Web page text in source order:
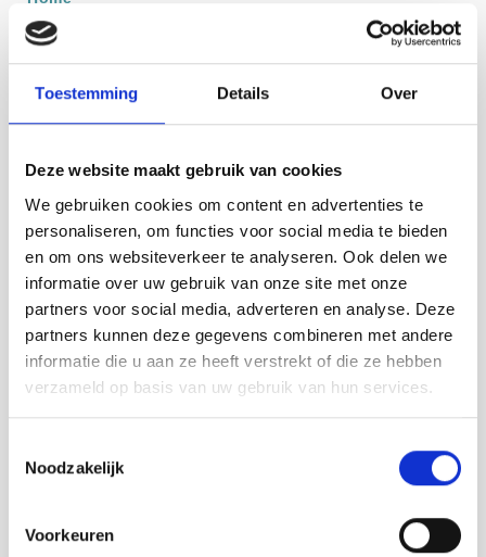
Toestemming Details Over
Deze website maakt gebruik van cookies
We gebruiken cookies om content en advertenties te
personaliseren, om functies voor social media te bieden
en om ons websiteverkeer te analyseren. Ook delen we
informatie over uw gebruik van onze site met onze
partners voor social media, adverteren en analyse. Deze
partners kunnen deze gegevens combineren met andere
informatie die u aan ze heeft verstrekt of die ze hebben
verzameld op basis van uw gebruik van hun services.
Noodzakelijk
Voorkeuren
Fletcher Hotel-Restaurant Nieuwvliet-Bad
Fletcher Hotel-Restaurant Nieuwvliet-Bad
0347-375875